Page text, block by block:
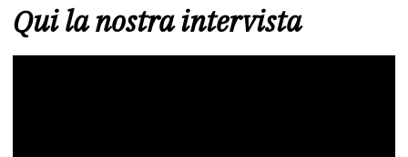
Qui la nostra intervista